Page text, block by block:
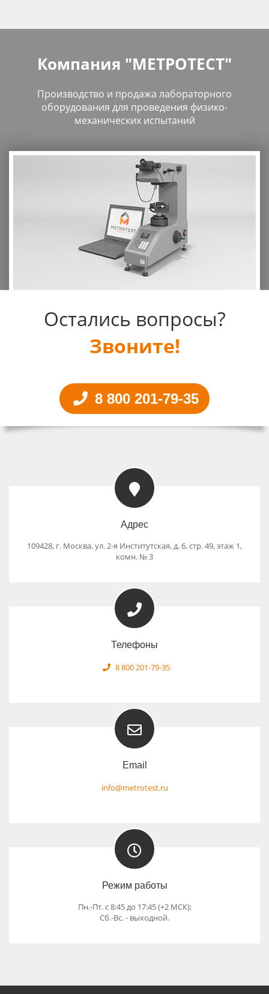
Компания "МЕТРОТЕСТ"
Производство и продажа лабораторного
оборудования для проведения физико-
механических испытаний
Остались вопросы?
Звоните!
8 800 201-79-35
Адрес
109428, г. Москва, ул. 2-я Институтская, д. 6, стр. 49, этаж 1,
комн. № 3
Телефоны
8 800 201-79-35
Email
info@metrotest.ru
Режим работы
Пн.-Пт. с 8:45 до 17:45 (+2 МСК);
Cб.-Вс. - выходной.